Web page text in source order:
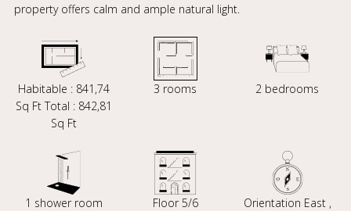
property offers calm and ample natural light.
Habitable : 841,74
Sq Ft Total : 842,81
Sq Ft
3 rooms 2 bedrooms
1 shower room Floor 5/6
Orientation East ,